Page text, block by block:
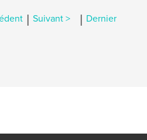
| Suivant > | Dernier